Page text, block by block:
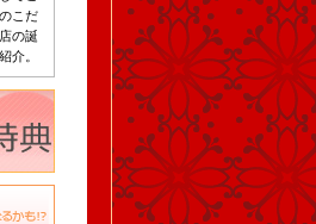
こだ
の誕
介。